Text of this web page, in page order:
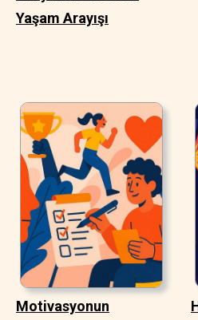
Yaşam Arayışı
Motivasyonun